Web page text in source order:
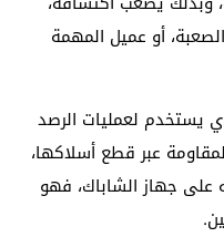
أو عميل المهمة
يستخدم لعمليات الرصد
عبر قطع أسلاكها،
على جهاز الشاباك، فهو